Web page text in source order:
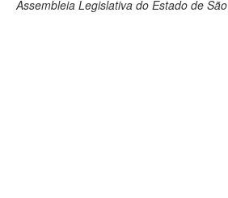
Assembleia Legislativa do Estado de